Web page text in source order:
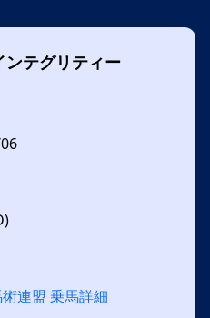
ンテグリティー
連盟 乗馬詳細